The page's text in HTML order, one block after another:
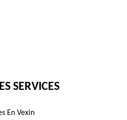
SERVICES
En Vexin